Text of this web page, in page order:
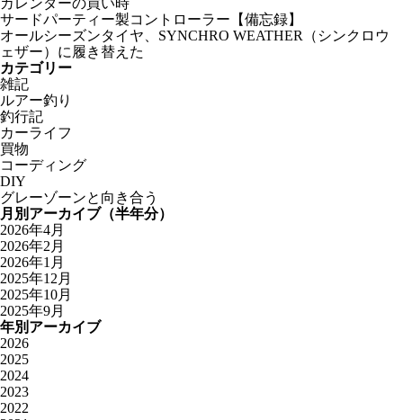
カレンダーの買い時
サードパーティー製コントローラー【備忘録】
オールシーズンタイヤ、SYNCHRO WEATHER（シンクロウ
ェザー）に履き替えた
カテゴリー
雑記
ルアー釣り
釣行記
カーライフ
買物
コーディング
DIY
グレーゾーンと向き合う
月別アーカイブ（半年分）
2026年4月
2026年2月
2026年1月
2025年12月
2025年10月
2025年9月
年別アーカイブ
2026
2025
2024
2023
2022